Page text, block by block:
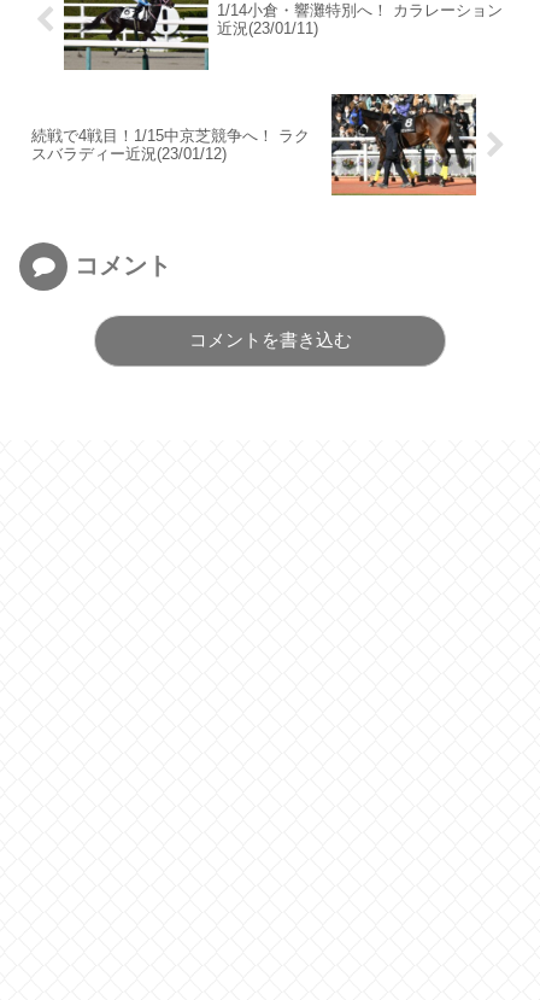
1/14小倉・響灘特別へ！ カラレーション
近況(23/01/11)
続戦で4戦目！1/15中京芝競争へ！ ラク
スバラディー近況(23/01/12)
コメント
コメントを書き込む